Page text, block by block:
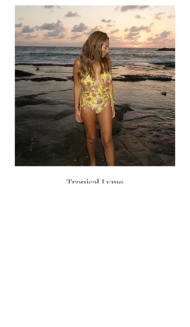
Tropical Lyme